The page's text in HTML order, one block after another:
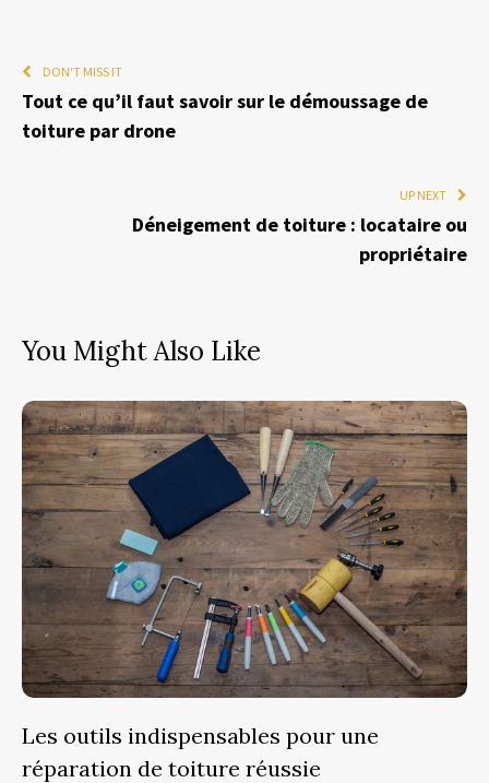
DON'T MISS IT
Tout ce qu’il faut savoir sur le démoussage de
toiture par drone
UP NEXT
Déneigement de toiture : locataire ou
propriétaire
You Might Also Like
Les outils indispensables pour une
réparation de toiture réussie